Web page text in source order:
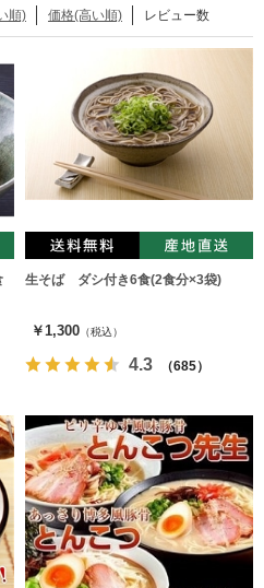
順) 価格(高い順) レビュー数
生そば ダシ付き6食(2食分×3袋)
￥1,300 （税込）
4.3 （685）